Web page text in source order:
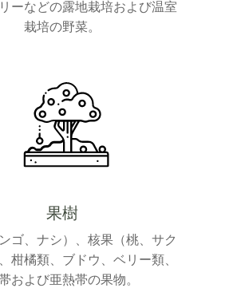
ーなどの露地栽培および温室
栽培の野菜。
果樹
ゴ、ナシ）、核果（桃、サク
柑橘類、ブドウ、ベリー類、
および亜熱帯の果物。